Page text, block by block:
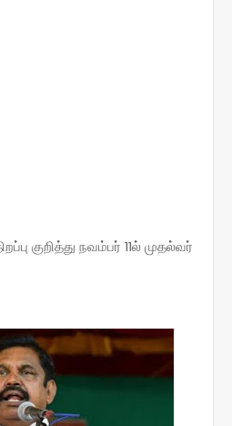
குறித்து நவம்பர் 11ல் முதல்வர்